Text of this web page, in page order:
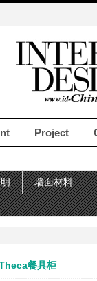
Project
墙面材料
餐具柜